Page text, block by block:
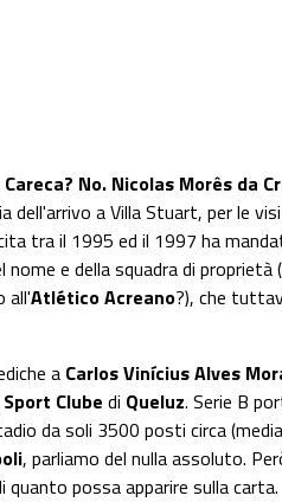
No. Nicolas Morês da
dell'arrivo a Villa Stuart, per le
tra il 1995 ed il 1997 ha
e della squadra di proprietà (
all'Atlético Acreano?), che
a Carlos Vinícius Alves
Clube di Queluz. Serie B
da soli 3500 posti circa
, parliamo del nulla assoluto.
possa apparire sulla carta.